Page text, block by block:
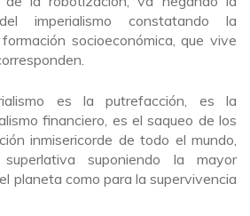
imperialismo constatando la
socioeconómica, que vive
es la putrefacción, es la
financiero, es el saqueo de los
inmisericorde de todo el mundo,
suponiendo la mayor
planeta como para la supervivencia